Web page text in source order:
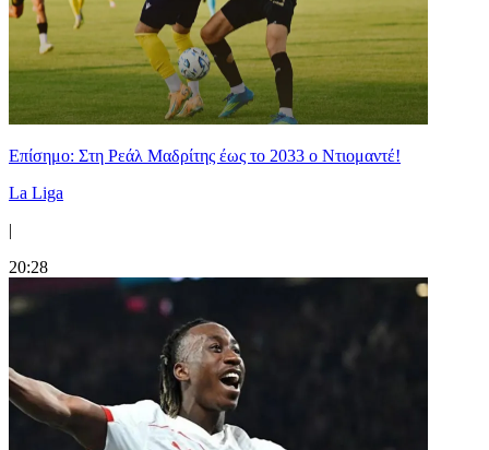
Επίσημο: Στη Ρεάλ Μαδρίτης έως το 2033 ο Ντιομαντέ!
La Liga
|
20:28